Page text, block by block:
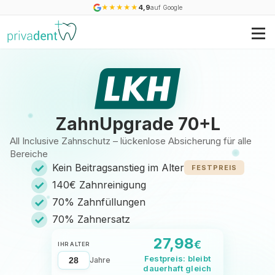
★ ★ ★ ★ ★ 4,9auf Google
ZahnUpgrade 70+L
All Inclusive Zahnschutz – lückenlose Absicherung für alle
Bereiche
✓ Kein Beitragsanstieg im Alter FESTPREIS
✓ 140€ Zahnreinigung
✓ 70% Zahnfüllungen
✓ 70% Zahnersatz
IHR ALTER
Jahre
27,98€
Festpreis: bleibt
dauerhaft gleich